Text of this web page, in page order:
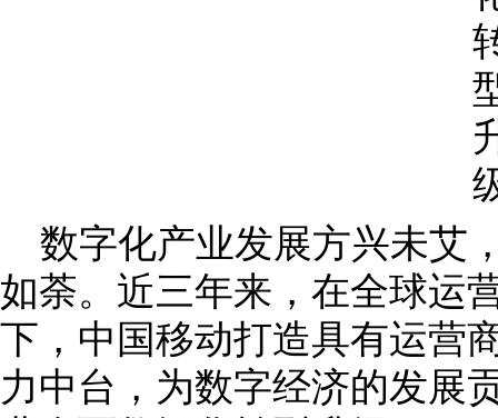
数字化产业发展方兴未艾
如荼。近三年来，在全球运
下，中国移动打造具有运营
力中台，为数字经济的发展